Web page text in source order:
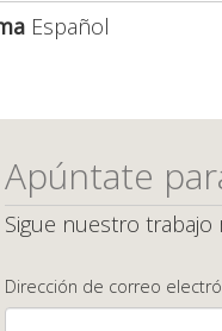
Español
Apúntate
Sigue nuestro
Dirección de correo